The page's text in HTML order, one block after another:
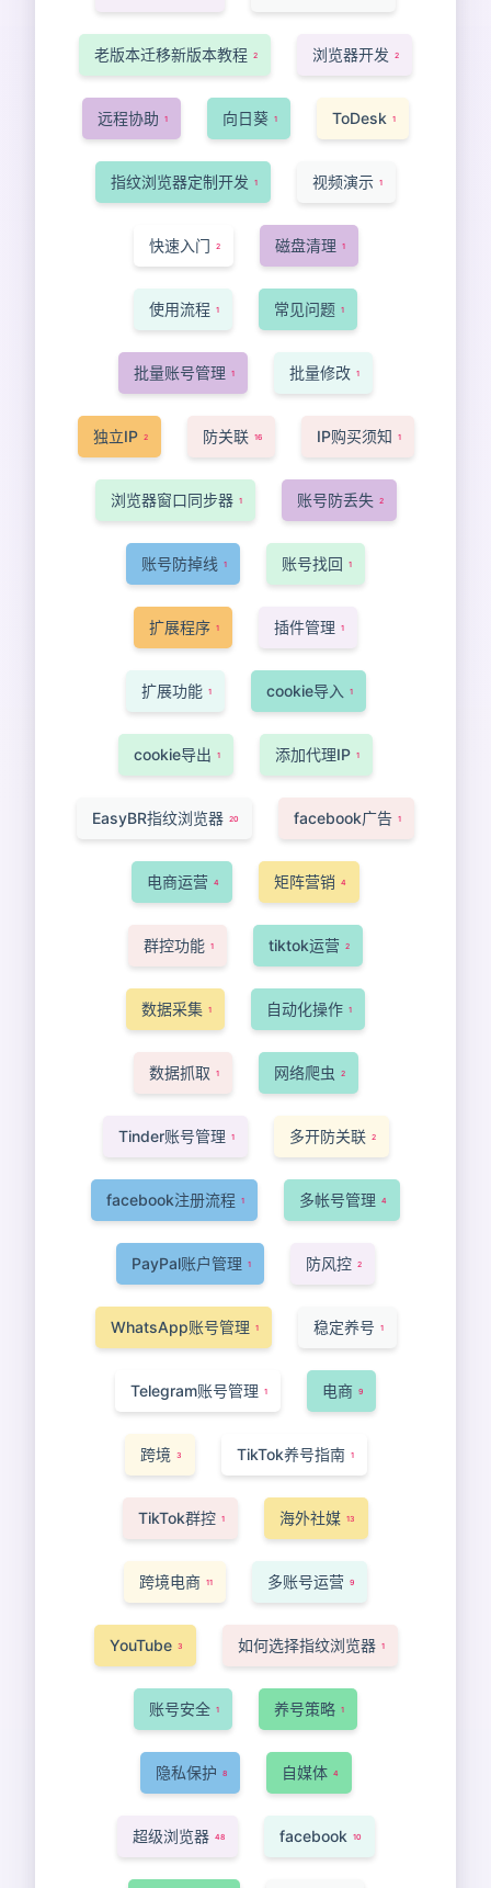
老版本迁移新版本教程 2 浏览器开发 2
远程协助 1 向日葵 1 ToDesk 1
指纹浏览器定制开发 1 视频演示 1
快速入门 2 磁盘清理 1
使用流程 1 常见问题 1
批量账号管理 1 批量修改 1
独立IP 2 防关联 16 IP购买须知 1
浏览器窗口同步器 1 账号防丢失 2
账号防掉线 1 账号找回 1
扩展程序 1 插件管理 1
扩展功能 1 cookie导入 1
cookie导出 1 添加代理IP 1
EasyBR指纹浏览器 20 facebook广告 1
电商运营 4 矩阵营销 4
群控功能 1 tiktok运营 2
数据采集 1 自动化操作 1
数据抓取 1 网络爬虫 2
Tinder账号管理 1 多开防关联 2
facebook注册流程 1 多帐号管理 4
PayPal账户管理 1 防风控 2
WhatsApp账号管理 1 稳定养号 1
Telegram账号管理 1 电商 9
跨境 3 TikTok养号指南 1
TikTok群控 1 海外社媒 13
跨境电商 11 多账号运营 9
YouTube 3 如何选择指纹浏览器 1
账号安全 1 养号策略 1
隐私保护 8 自媒体 4
超级浏览器 48 facebook 10